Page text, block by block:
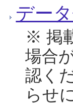
デー
※ 掲
場合
認く
らせ